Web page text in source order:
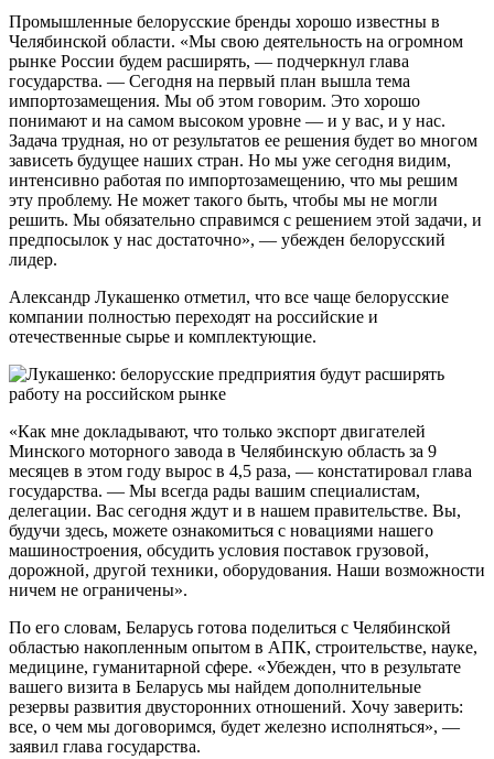
Промышленные белорусские бренды хорошо известны в
Челябинской области. «Мы свою деятельность на огромном
рынке России будем расширять, — подчеркнул глава
государства. — Сегодня на первый план вышла тема
импортозамещения. Мы об этом говорим. Это хорошо
понимают и на самом высоком уровне — и у вас, и у нас.
Задача трудная, но от результатов ее решения будет во многом
зависеть будущее наших стран. Но мы уже сегодня видим,
интенсивно работая по импортозамещению, что мы решим
эту проблему. Не может такого быть, чтобы мы не могли
решить. Мы обязательно справимся с решением этой задачи, и
предпосылок у нас достаточно», — убежден белорусский
лидер.
Александр Лукашенко отметил, что все чаще белорусские
компании полностью переходят на российские и
отечественные сырье и комплектующие.
«Как мне докладывают, что только экспорт двигателей
Минского моторного завода в Челябинскую область за 9
месяцев в этом году вырос в 4,5 раза, — констатировал глава
государства. — Мы всегда рады вашим специалистам,
делегации. Вас сегодня ждут и в нашем правительстве. Вы,
будучи здесь, можете ознакомиться с новациями нашего
машиностроения, обсудить условия поставок грузовой,
дорожной, другой техники, оборудования. Наши возможности
ничем не ограничены».
По его словам, Беларусь готова поделиться с Челябинской
областью накопленным опытом в АПК, строительстве, науке,
медицине, гуманитарной сфере. «Убежден, что в результате
вашего визита в Беларусь мы найдем дополнительные
резервы развития двусторонних отношений. Хочу заверить:
все, о чем мы договоримся, будет железно исполняться», —
заявил глава государства.